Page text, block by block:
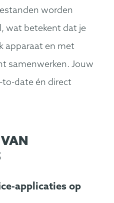
worden
wat betekent dat je
apparaat en met
samenwerken. Jouw
to-date én direct
applicaties op